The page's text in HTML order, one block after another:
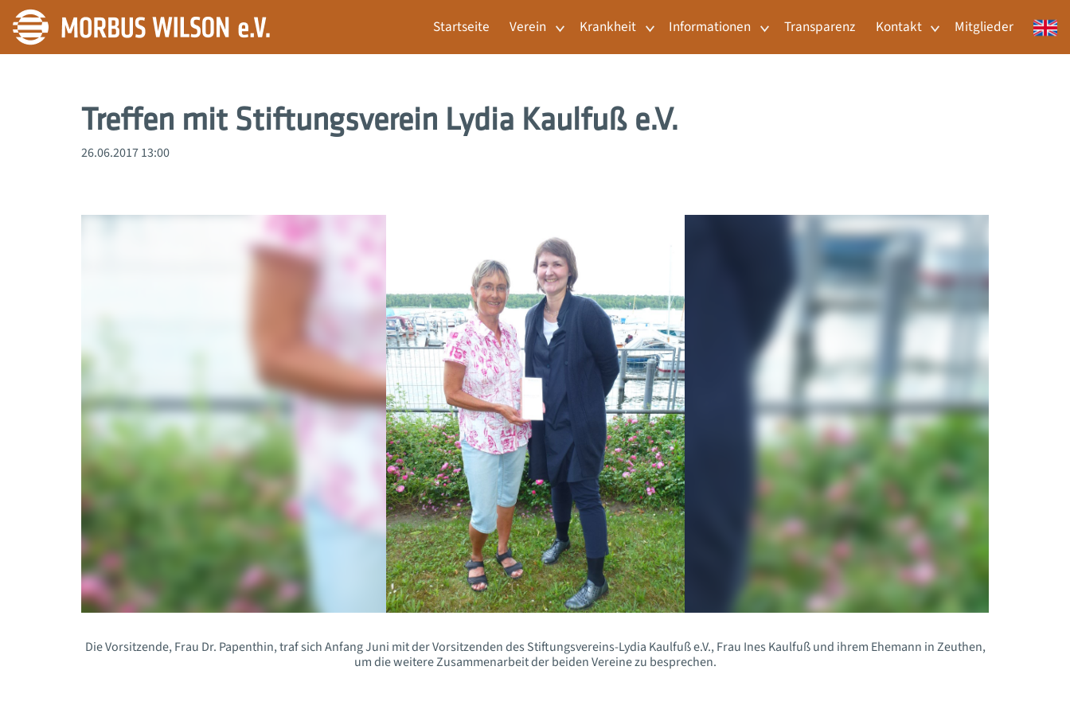
Startseite Verein Krankheit Informationen Transparenz Kontakt Mitglieder
Treffen mit Stiftungsverein Lydia Kaulfuß e.V.
26.06.2017 13:00
Die Vorsitzende, Frau Dr. Papenthin, traf sich Anfang Juni mit der Vorsitzenden des Stiftungsvereins-Lydia Kaulfuß e.V., Frau Ines Kaulfuß und ihrem Ehemann in Zeuthen,
um die weitere Zusammenarbeit der beiden Vereine zu besprechen.